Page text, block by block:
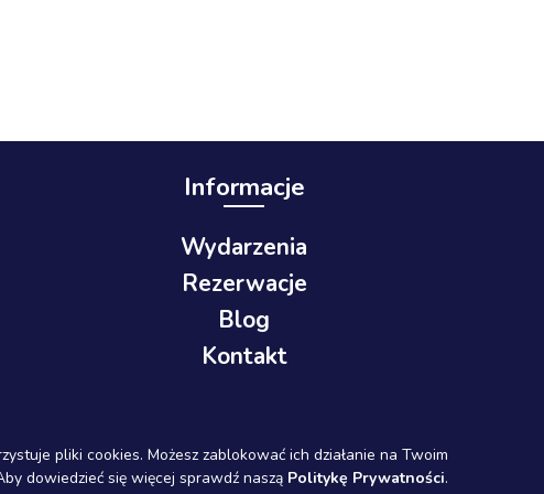
Informacje
Wydarzenia
Rezerwacje
Blog
Kontakt
pliki cookies. Możesz zablokować ich działanie na Twoim
dowiedzieć się więcej sprawdź naszą Politykę Prywatności.